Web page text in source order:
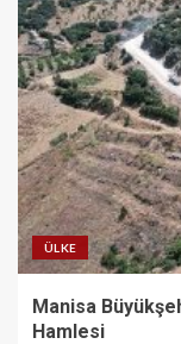
ÜLKE
Manisa
Hamlesi